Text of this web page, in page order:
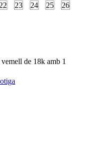
22 23 24 25
26
de 18k amb 1